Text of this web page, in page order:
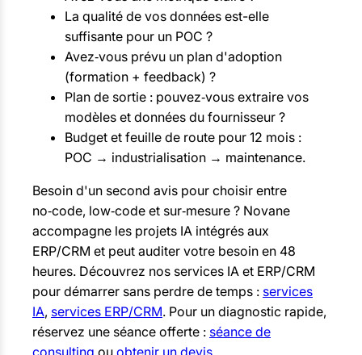
La qualité de vos données est-elle
suffisante pour un POC ?
Avez‑vous prévu un plan d'adoption
(formation + feedback) ?
Plan de sortie : pouvez‑vous extraire vos
modèles et données du fournisseur ?
Budget et feuille de route pour 12 mois :
POC → industrialisation → maintenance.
Besoin d'un second avis pour choisir entre
no‑code, low‑code et sur‑mesure ? Novane
accompagne les projets IA intégrés aux
ERP/CRM et peut auditer votre besoin en 48
heures. Découvrez nos services IA et ERP/CRM
pour démarrer sans perdre de temps : services
IA, services ERP/CRM. Pour un diagnostic rapide,
réservez une séance offerte : séance de
consulting ou obtenir un devis